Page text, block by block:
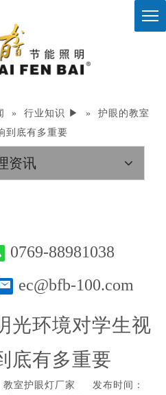
» 行业知识 ▶ »
护眼的教室
到底有多重要
资讯
0769-88981038
ec@bfb-100.com
光环境对学生视
底有多重要
室护眼灯厂家 发布时间：